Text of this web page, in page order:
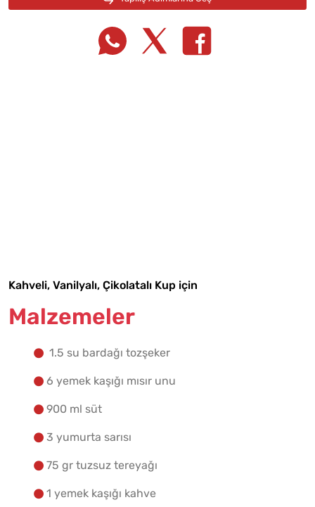
Kahveli, Vanilyalı, Çikolatalı Kup için
Malzemeler
1.5 su bardağı tozşeker
6 yemek kaşığı mısır unu
900 ml süt
3 yumurta sarısı
75 gr tuzsuz tereyağı
1 yemek kaşığı kahve